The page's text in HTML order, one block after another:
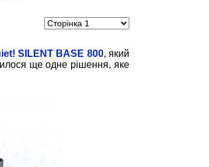
SILENT BASE 800, який
ще одне рішення, яке